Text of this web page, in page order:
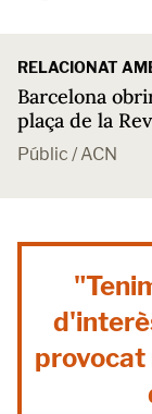
RELACIONAT
Barcelona
plaça de la
Públic / ACN